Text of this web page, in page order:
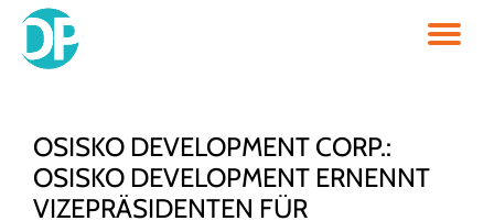
Skip
OSISKO DEVELOPMENT CORP.:
OSISKO DEVELOPMENT ERNENNT
VIZEPRÄSIDENTEN FÜR